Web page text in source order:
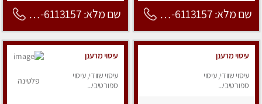
שם מלא: 053-6113157 שם מלא: 053-6113157
עיסוי מרענן
עיסוי שוודי, עיסוי
ספורטיבי...
עיסוי מרענן
עיסוי שוודי, עיסוי
ספורטיבי...
פלטינה